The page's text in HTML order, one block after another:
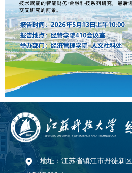
地址：江苏省镇江市丹徒新区